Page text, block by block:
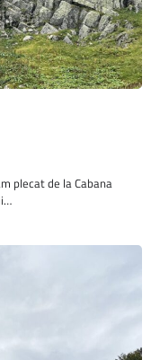
plecat de la Cabana